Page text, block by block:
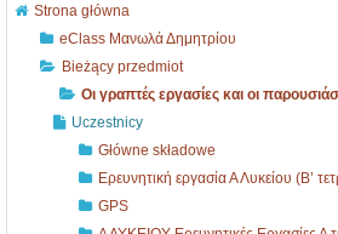
Strona główna
eClass Μανωλά Δημητρίου
Bieżący przedmiot
Οι γραπτές εργασίες και οι
Uczestnicy
Główne składowe
Ερευνητική εργασία Α Λυκείου (Β’
GPS